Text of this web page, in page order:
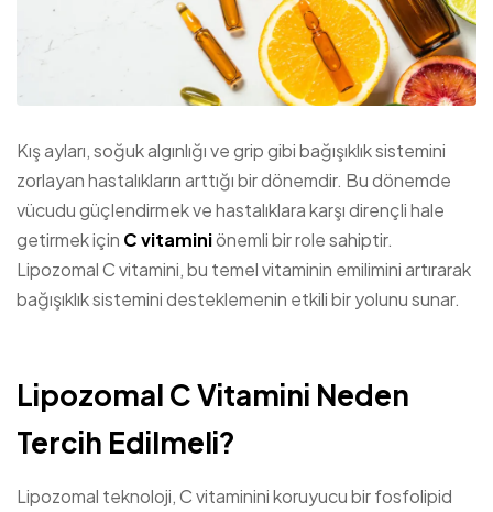
Kış ayları, soğuk algınlığı ve grip gibi bağışıklık sistemini
zorlayan hastalıkların arttığı bir dönemdir. Bu dönemde
vücudu güçlendirmek ve hastalıklara karşı dirençli hale
getirmek için C vitaminiönemli bir role sahiptir.
Lipozomal C vitamini, bu temel vitaminin emilimini artırarak
bağışıklık sistemini desteklemenin etkili bir yolunu sunar.
Lipozomal C Vitamini Neden
Tercih Edilmeli?
Lipozomal teknoloji, C vitaminini koruyucu bir fosfolipid